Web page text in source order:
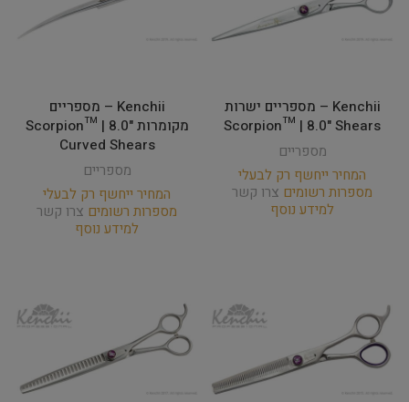
Kenchii – מספריים ישרות
Scorpion™ | 8.0" Shears
מספריים
המחיר ייחשף רק לבעלי
מספרות רשומים צרו קשר
למידע נוסף
Kenchii – מספריים
מקומרות Scorpion™ | 8.0"
Curved Shears
מספריים
המחיר ייחשף רק לבעלי
מספרות רשומים צרו קשר
למידע נוסף